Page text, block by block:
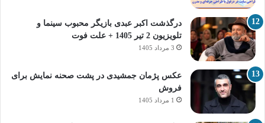
درگذشت اکبر عبدی بازیگر محبوب سینما و
تلویزیون 2 تیر 1405 + علت فوت
3 مرداد 1405
عکس پژمان جمشیدی در پشت صحنه نمایش برای
فروش
1 مرداد 1405